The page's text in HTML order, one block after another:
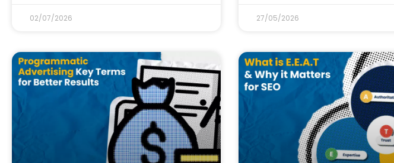
02/07/2026 27/05/2026